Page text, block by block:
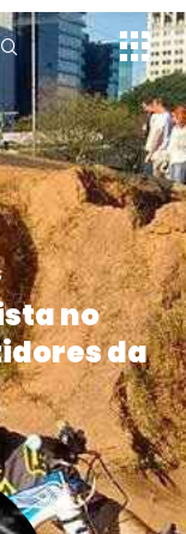
no
da